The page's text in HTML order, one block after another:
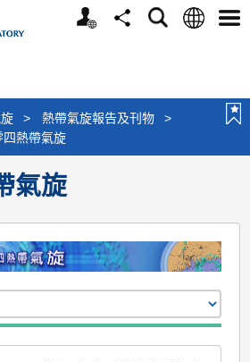
個
分
搜
語
選
> 熱帶氣旋報告及刊物
>
四熱帶氣旋
氣旋